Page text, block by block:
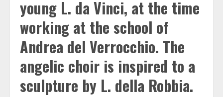
young L. da Vinci, at the time
working at the school of
Andrea del Verrocchio. The
angelic choir is inspired to a
sculpture by L. della Robbia.